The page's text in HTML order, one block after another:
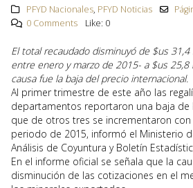
PFYD Nacionales, PFYD Noticias
0 Comments
Like: 0
El total recaudado disminuyó de $us
entre enero y marzo de 2015- a $us 25,8
causa fue la baja del precio internacional.
Al primer trimestre de este año las
departamentos reportaron una baja de
que de otros tres se incrementaron
periodo de 2015, informó el Ministerio
Análisis de Coyuntura y Boletín
En el informe oficial se señala que la
disminución de las cotizaciones en el